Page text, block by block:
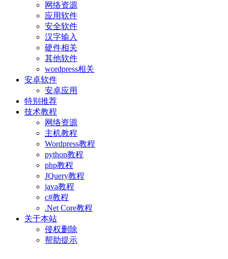
网络资源
应用软件
安全软件
汉字输入
硬件相关
其他软件
wordpress相关
安卓软件
安卓应用
特别推荐
技术教程
网络资源
主机教程
Wordpress教程
python教程
php教程
JQuery教程
java教程
c#教程
.Net Core教程
关于本站
侵权删除
帮助提示